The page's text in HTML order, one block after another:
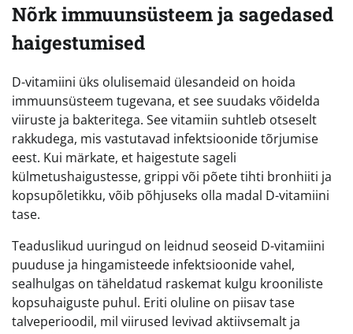
Nõrk immuunsüsteem ja sagedased
haigestumised
D-vitamiini üks olulisemaid ülesandeid on hoida
immuunsüsteem tugevana, et see suudaks võidelda
viiruste ja bakteritega. See vitamiin suhtleb otseselt
rakkudega, mis vastutavad infektsioonide tõrjumise
eest. Kui märkate, et haigestute sageli
külmetushaigustesse, grippi või põete tihti bronhiiti ja
kopsupõletikku, võib põhjuseks olla madal D-vitamiini
tase.
Teaduslikud uuringud on leidnud seoseid D-vitamiini
puuduse ja hingamisteede infektsioonide vahel,
sealhulgas on täheldatud raskemat kulgu krooniliste
kopsuhaiguste puhul. Eriti oluline on piisav tase
talveperioodil, mil viirused levivad aktiivsemalt ja